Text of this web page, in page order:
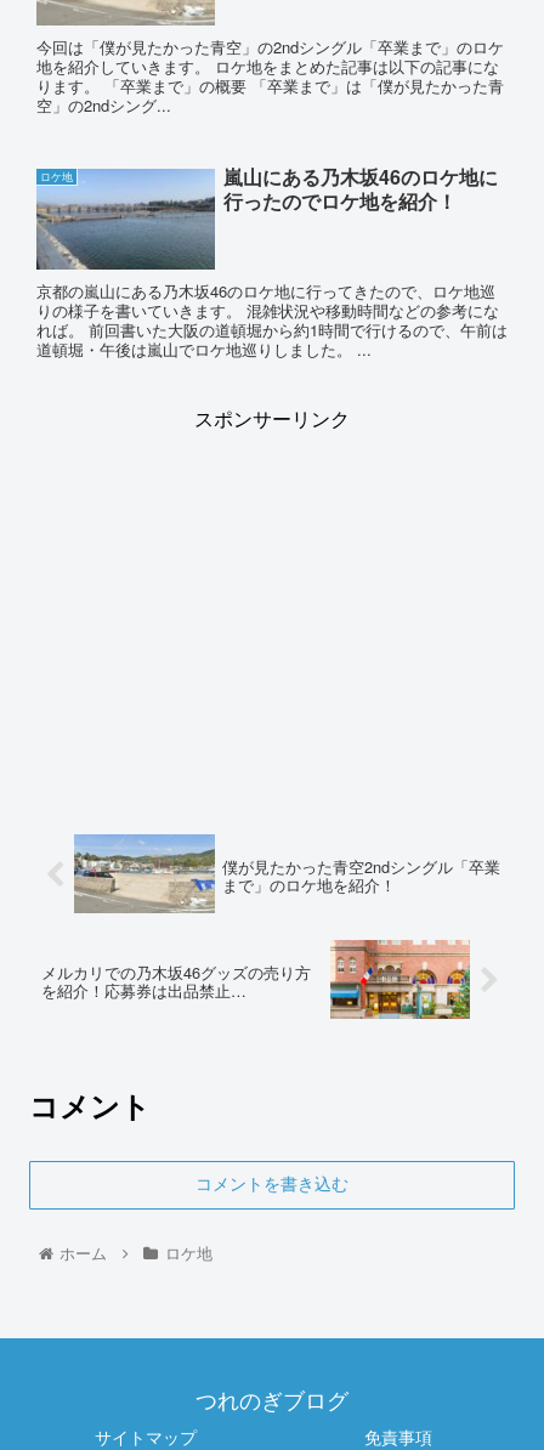
今回は「僕が見たかった青空」の2ndシングル「卒業まで」のロケ
地を紹介していきます。 ロケ地をまとめた記事は以下の記事にな
ります。 「卒業まで」の概要 「卒業まで」は「僕が見たかった青
空」の2ndシング...
ロケ地
嵐山にある乃木坂46のロケ地に
行ったのでロケ地を紹介！
京都の嵐山にある乃木坂46のロケ地に行ってきたので、ロケ地巡
りの様子を書いていきます。 混雑状況や移動時間などの参考にな
れば。 前回書いた大阪の道頓堀から約1時間で行けるので、午前は
道頓堀・午後は嵐山でロケ地巡りしました。 ...
スポンサーリンク
僕が見たかった青空2ndシングル「卒業
まで」のロケ地を紹介！
メルカリでの乃木坂46グッズの売り方
を紹介！応募券は出品禁止…
コメント
コメントを書き込む
ホーム ロケ地
つれのぎブログ
サイトマップ 免責事項